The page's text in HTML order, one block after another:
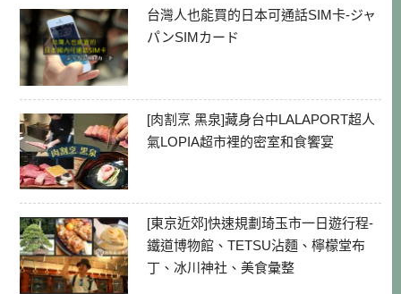
台灣人也能買的日本可通話SIM卡-ジャ
パンSIMカード
[肉割烹 黑泉]藏身台中LALAPORT超人
氣LOPIA超市裡的密室和食饗宴
[東京近郊]快速規劃琦玉市一日遊行程-
鐵道博物館、TETSU沾麵、檸檬堂布
丁、冰川神社、美食彙整